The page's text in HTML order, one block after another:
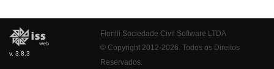
v. 3.8.3
Fiorilli Sociedade Civil Software LTDA
© Copyright 2012-2026. Todos os Direitos
Reservados.